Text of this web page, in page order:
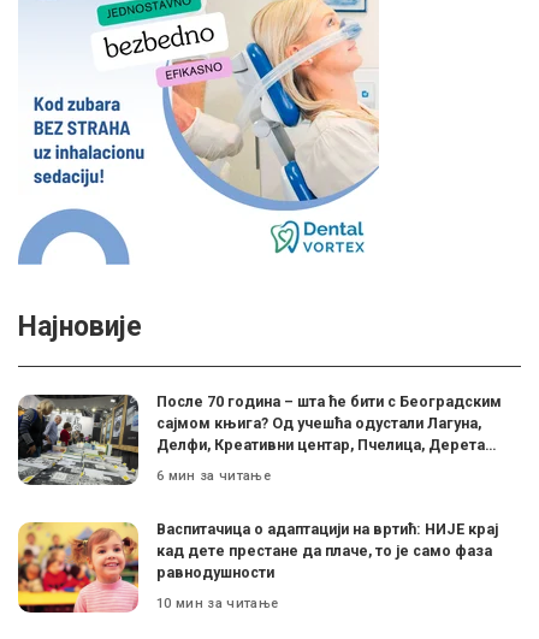
Најновије
После 70 година – шта ће бити с Београдским
сајмом књига? Од учешћа одустали Лагуна,
Делфи, Креативни центар, Пчелица, Дерета…
6 мин за читање
Васпитачица о адаптацији на вртић: НИЈЕ крај
кад дете престане да плаче, то је само фаза
равнодушности
10 мин за читање